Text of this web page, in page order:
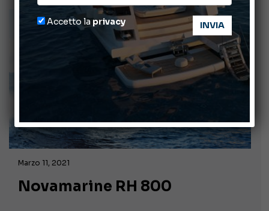
Marzo 11, 2021
Novamarine RH 800
Accetto la privacy